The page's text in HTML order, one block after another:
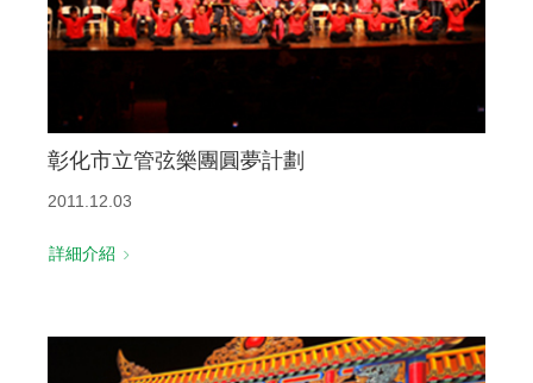
彰化市立管弦樂團圓夢計劃
2011.12.03
詳細介紹